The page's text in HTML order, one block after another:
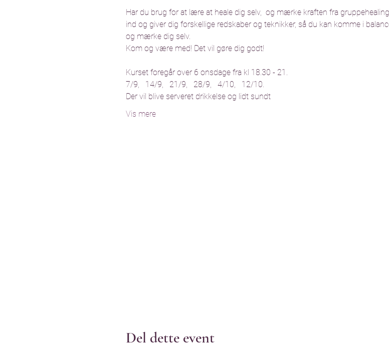
Har du brug for at lære at heale dig selv,  og mærke kraften fra
ind og giver dig forskellige redskaber og teknikker, så du kan komme i
og mærke dig selv.
Kom og være med! Det vil gøre dig godt!
Kurset foregår over 6 onsdage fra kl 18.30 - 21.
7/9,   14/9,   21/9,   28/9,   4/10,   12/10.
Der vil blive serveret drikkelse og lidt sundt
Vis mere
Del dette event